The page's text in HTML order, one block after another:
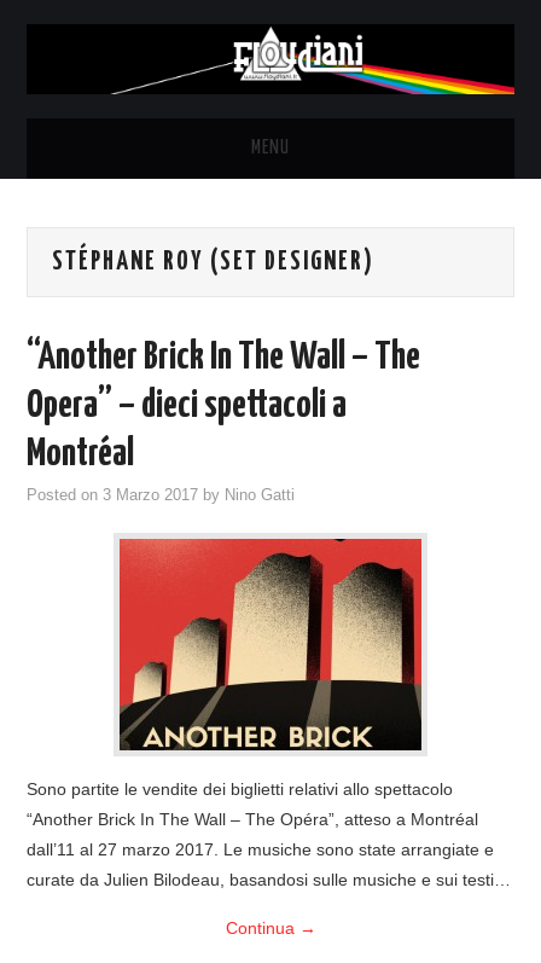
MENU
NEWS
SYD BARRETT – ALLE SOGLIE
DELL’ALBA
DISCOGRAFIA
CONTATTI
RELICS – SFALCI E RAMAGLIE
STÉPHANE ROY (SET DESIGNER)
“Another Brick In The Wall – The
Opera” – dieci spettacoli a
Montréal
Posted on 3 Marzo 2017 by Nino Gatti
Sono partite le vendite dei biglietti relativi allo spettacolo
“Another Brick In The Wall – The Opéra”, atteso a Montréal
dall’11 al 27 marzo 2017. Le musiche sono state arrangiate e
curate da Julien Bilodeau, basandosi sulle musiche e sui testi…
Continua →